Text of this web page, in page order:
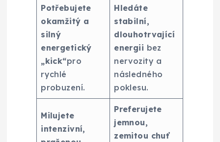
Potřebujete
okamžitý a
silný
energetický
„kick“pro
rychlé
probuzení.
Hledáte
stabilní,
dlouhotrvající
energii bez
nervozity a
následného
poklesu.
Milujete
intenzivní,
Preferujete
jemnou,
zemitou chuť